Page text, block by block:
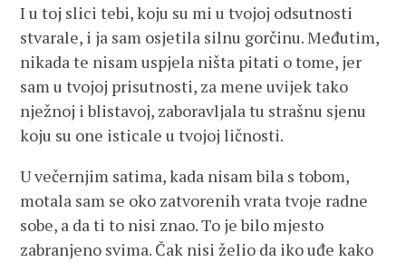
I u toj slici tebi, koju su mi u tvojoj odsutnosti
stvarale, i ja sam osjetila silnu gorčinu. Međutim,
nikada te nisam uspjela ništa pitati o tome, jer
sam u tvojoj prisutnosti, za mene uvijek tako
nježnoj i blistavoj, zaboravljala tu strašnu sjenu
koju su one isticale u tvojoj ličnosti.
U večernjim satima, kada nisam bila s tobom,
motala sam se oko zatvorenih vrata tvoje radne
sobe, a da ti to nisi znao. To je bilo mjesto
zabranjeno svima. Čak nisi želio da iko uđe kako